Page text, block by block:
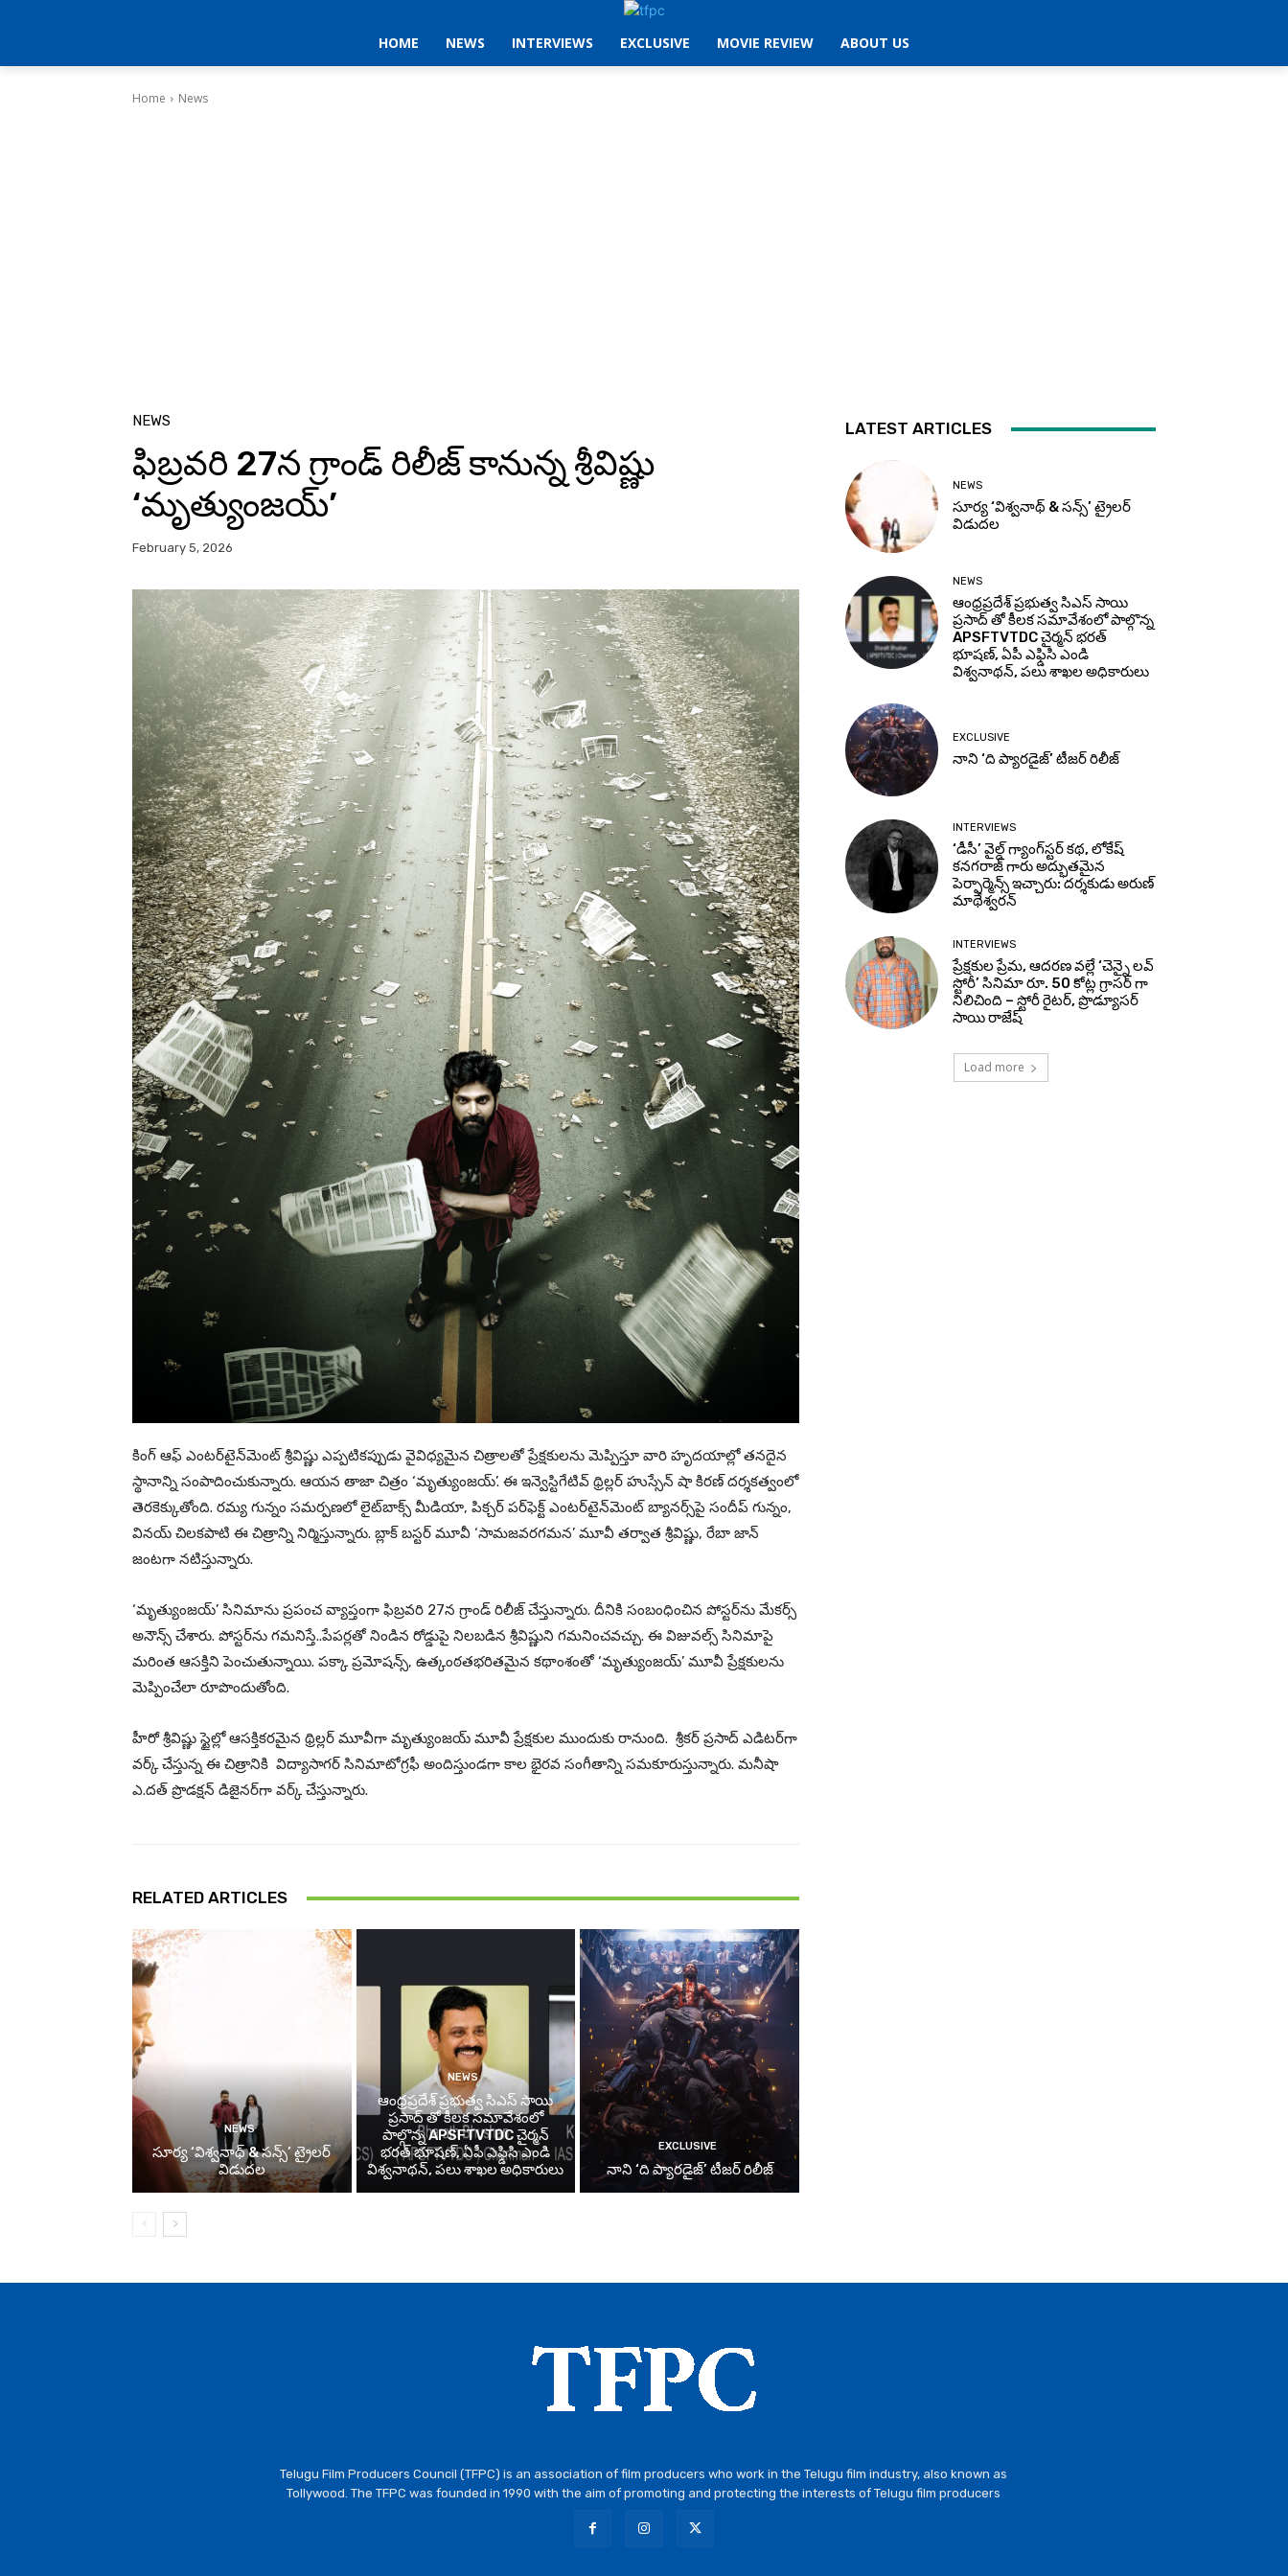
HOME NEWS INTERVIEWS EXCLUSIVE MOVIE REVIEW ABOUT US
Home News
NEWS
ఫిబ్ర‌వ‌రి 27న గ్రాండ్ రిలీజ్ కానున్న శ్రీవిష్ణు
‘మృత్యుంజ‌య్‌’
February 5, 2026
కింగ్ ఆఫ్ ఎంట‌ర్‌టైన్‌మెంట్ శ్రీవిష్ణు ఎప్ప‌టిక‌ప్పుడు వైవిధ్య‌మైన చిత్రాల‌తో ప్రేక్ష‌కుల‌ను మెప్పిస్తూ వారి హృద‌యాల్లో త‌న‌దైన
స్థానాన్ని సంపాదించుకున్నారు. ఆయ‌న తాజా చిత్రం ‘మృత్యుంజయ్’. ఈ ఇన్వెస్టిగేటివ్ థ్రిల్ల‌ర్ హుస్సేన్ షా కిర‌ణ్ ద‌ర్శ‌క‌త్వంలో
తెర‌కెక్కుతోంది. ర‌మ్య గున్నం స‌మ‌ర్ప‌ణ‌లో లైట్‌బాక్స్ మీడియా, పిక్చర్ పర్‌ఫెక్ట్ ఎంటర్‌టైన్‌మెంట్ బ్యానర్స్‌పై సందీప్ గున్నం,
వినయ్ చిలకపాటి ఈ చిత్రాన్ని నిర్మిస్తున్నారు. బ్లాక్ బ‌స్ట‌ర్ మూవీ ‘సామజవరగమన’ మూవీ తర్వాత శ్రీవిష్ణు, రేబా జాన్
జంటగా నటిస్తున్నారు.
‘మృత్యుంజయ్’ సినిమాను ప్రపంచ వ్యాప్తంగా ఫిబ్రవరి 27న గ్రాండ్ రిలీజ్ చేస్తున్నారు. దీనికి సంబంధించిన పోస్టర్‌ను మేక‌ర్స్
అనౌన్స్ చేశారు. పోస్ట‌ర్‌ను గ‌మ‌నిస్తే..పేప‌ర్ల‌తో నిండిన రోడ్డుపై నిల‌బ‌డిన శ్రీవిష్ణుని గ‌మ‌నించ‌వ‌చ్చు. ఈ విజువ‌ల్స్ సినిమాపై
మ‌రింత ఆస‌క్తిని పెంచుతున్నాయి. ప‌క్కా ప్ర‌మోష‌న్స్‌, ఉత్కంఠ‌త‌భ‌రిత‌మైన క‌థాంశంతో ‘మృత్యుంజయ్’ మూవీ ప్రేక్ష‌కుల‌ను
మెప్పించేలా రూపొందుతోంది.
హీరో శ్రీవిష్ణు స్టైల్లో ఆస‌క్తిక‌ర‌మైన థ్రిల్ల‌ర్ మూవీగా మృత్యుంజ‌య్ మూవీ ప్రేక్ష‌కుల ముందుకు రానుంది. శ్రీక‌ర్ ప్ర‌సాద్ ఎడిట‌ర్‌గా
వర్క్ చేస్తున్న ఈ చిత్రానికి విద్యాసాగ‌ర్ సినిమాటోగ్ర‌ఫీ అందిస్తుండ‌గా కాల భైర‌వ సంగీతాన్ని స‌మ‌కూరుస్తున్నారు. మ‌నీషా
ఎ.ద‌త్ ప్రొడ‌క్ష‌న్ డిజైన‌ర్‌గా వ‌ర్క్ చేస్తున్నారు.
RELATED ARTICLES
NEWS
సూర్య ‘విశ్వనాథ్ & సన్స్’ ట్రైలర్
విడుదల
NEWS
ఆంధ్రప్రదేశ్ ప్రభుత్వ సిఎస్ సాయి
ప్రసాద్ తో కీలక సమావేశంలో
పాల్గొన్న APSFTVTDC చైర్మన్
భరత్ భూషణ్, ఏపీ ఎఫ్డిసి ఎండి
విశ్వనాథన్, పలు శాఖల అధికారులు
EXCLUSIVE
నాని ‘ది ప్యారడైజ్’ టీజర్‌ రిలీజ్
LATEST ARTICLES
NEWS
సూర్య ‘విశ్వనాథ్ & సన్స్’ ట్రైలర్
విడుదల
NEWS
ఆంధ్రప్రదేశ్ ప్రభుత్వ సిఎస్ సాయి
ప్రసాద్ తో కీలక సమావేశంలో పాల్గొన్న
APSFTVTDC చైర్మన్ భరత్
భూషణ్, ఏపీ ఎఫ్డిసి ఎండి
విశ్వనాథన్, పలు శాఖల అధికారులు
EXCLUSIVE
నాని ‘ది ప్యారడైజ్’ టీజర్‌ రిలీజ్
INTERVIEWS
‘డీసీ’ వైల్డ్ గ్యాంగ్‌స్టర్ కథ, లోకేష్
కనగరాజ్ గారు అద్భుతమైన
పెర్ఫార్మెన్స్ ఇచ్చారు: దర్శకుడు అరుణ్
మాథేశ్వరన్
INTERVIEWS
ప్రేక్షకుల ప్రేమ, ఆదరణ వల్లే ‘చెన్నై లవ్
స్టోరీ’ సినిమా రూ. 50 కోట్ల గ్రాసర్ గా
నిలిచింది – స్టోరీ రైటర్, ప్రొడ్యూసర్
సాయి రాజేష్
Load more
Telugu Film Producers Council (TFPC) is an association of film producers who work in the Telugu film industry, also known as
Tollywood. The TFPC was founded in 1990 with the aim of promoting and protecting the interests of Telugu film producers